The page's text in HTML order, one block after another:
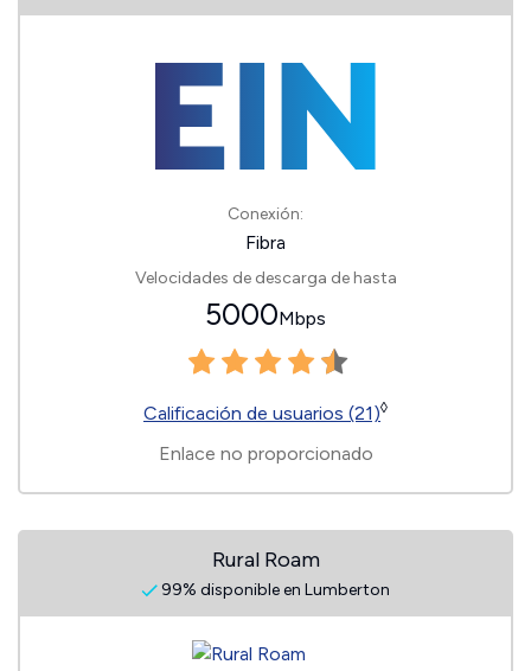
Conexión:
Fibra
Velocidades de descarga de hasta
5000Mbps
Calificación de usuarios (21)◊
Enlace no proporcionado
Rural Roam
99% disponible en Lumberton